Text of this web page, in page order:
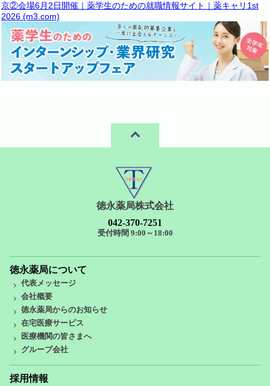
京②会場6月2日開催｜薬学生のための就職情報サイト｜薬キャリ1st
2026 (m3.com)
徳永薬局株式会社
042-370-7251
受付時間 9:00～18:00
徳永薬局について
代表メッセージ
会社概要
徳永薬局からのお知らせ
在宅医療サービス
医療機関の皆さまへ
グループ会社
採用情報